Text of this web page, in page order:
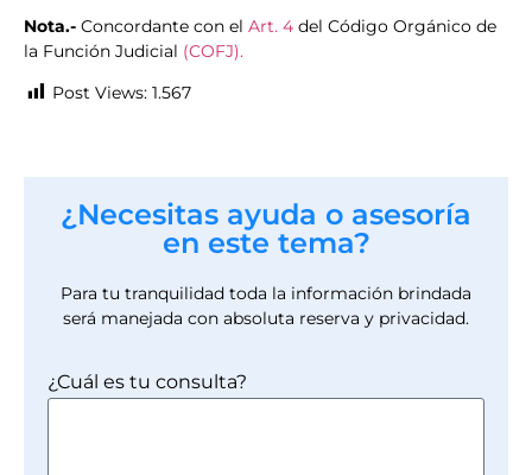
Nota.- Concordante con el Art. 4 del Código Orgánico de
la Función Judicial (COFJ).
Post Views: 1.567
¿Necesitas ayuda o asesoría
en este tema?
Para tu tranquilidad toda la información brindada
será manejada con absoluta reserva y privacidad.
¿Cuál es tu consulta?